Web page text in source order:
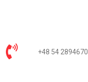
+48 54 2894670